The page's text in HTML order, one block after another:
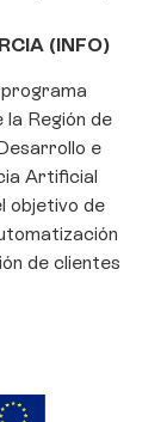
como las
dispositivo. El
datos como
únicas en este
(INFO)
Región de
e
Artificial
objetivo de
de clientes